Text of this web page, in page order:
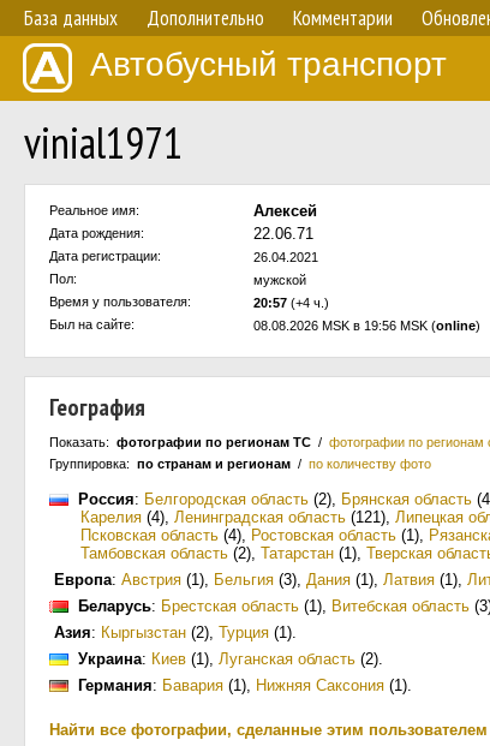
База данных Дополнительно Комментарии
Автобусный транспорт
vinial1971
Реальное имя: Алексей
Дата рождения: 22.06.71
Дата регистрации:
26.04.2021
Пол:
мужской
Время у пользователя:
20:57 (+4 ч.)
Был на сайте:
08.08.2026 MSK в 19:56 MSK (online)
География
Показать: фотографии по регионам ТС / фотографии по регионам
Группировка: по странам и регионам / по количеству фото
Россия: Белгородская область (2), Брянская область
Карелия (4), Ленинградская область (121), Липецкая
Псковская область (4), Ростовская область (1),
Тамбовская область (2), Татарстан (1), Тверская
Европа: Австрия (1), Бельгия (3), Дания (1), Латвия (1),
Беларусь: Брестская область (1), Витебская область
Азия: Кыргызстан (2), Турция (1).
Украина: Киев (1), Луганская область (2).
Германия: Бавария (1), Нижняя Саксония (1).
Найти все фотографии, сделанные этим пользователем